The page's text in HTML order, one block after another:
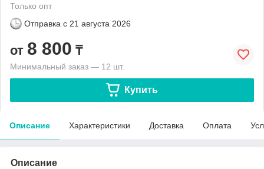
Только опт
Отправка с 21 августа 2026
от 8 800 ₸
Минимальный заказ — 12 шт.
Купить
Описание Характеристики Доставка Оплата
Описание